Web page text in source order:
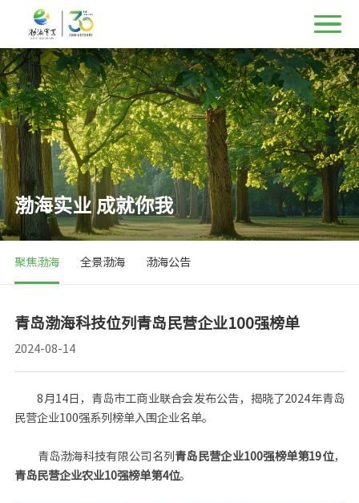
渤海实业 成就你我
聚焦渤海 全景渤海 渤海公告
青岛渤海科技位列青岛民营企业100强榜单
2024-08-14
8月14日，青岛市工商业联合会发布公告，揭晓了2024年青岛
民营企业100强系列榜单入围企业名单。
青岛渤海科技有限公司名列 青岛民营企业100强榜单第19位，
青岛民营企业农业10强榜单第4位。